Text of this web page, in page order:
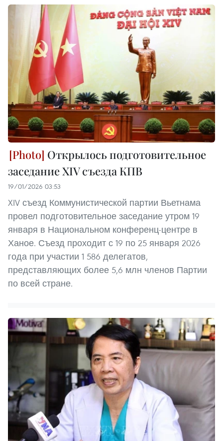
Открылось подготовительное
заседание XIV съезда КПВ
19/01/2026 03:53
XIV съезд Коммунистической партии Вьетнама
провел подготовительное заседание утром 19
января в Национальном конференц-центре в
Ханое. Съезд проходит с 19 по 25 января 2026
года при участии 1 586 делегатов,
представляющих более 5,6 млн членов Партии
по всей стране.